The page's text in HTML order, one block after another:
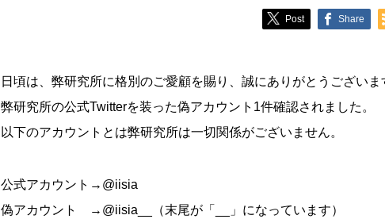
Post Share
日頃は、弊研究所に格別のご愛顧を賜り、誠にありがとうございま
弊研究所の公式Twitterを装った偽アカウント1件確認されました。
以下のアカウントとは弊研究所は一切関係がございません。
公式アカウント→@iisia
偽アカウント →@iisia__（末尾が「__」になっています）